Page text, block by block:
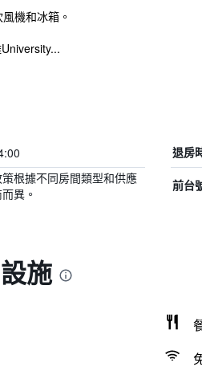
機和冰箱。
退房
根據不同房間類型和供應
異。
前台
施